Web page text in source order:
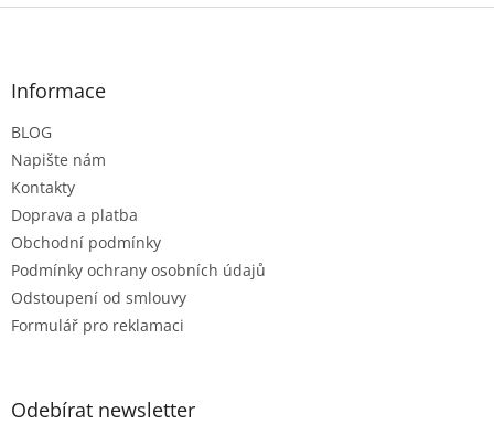
Z
Informace
BLOG
Napište nám
Kontakty
Doprava a platba
Obchodní podmínky
Podmínky ochrany osobních údajů
Odstoupení od smlouvy
Formulář pro reklamaci
Odebírat newsletter